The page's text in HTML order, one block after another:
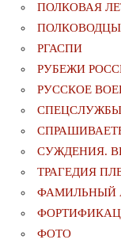
ПОЛКОВАЯ
РГАСПИ
РУБЕЖИ
РУССКОЕ
СПЕЦСЛУЖБЫ
СУЖДЕНИЯ.
ТРАГЕДИЯ
ФАМИЛЬНЫЙ
ФОТО